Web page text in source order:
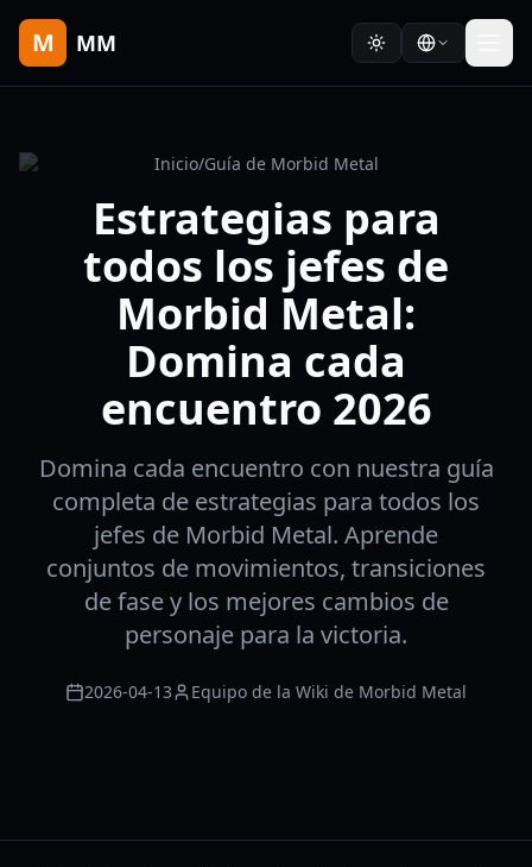
M MM
Inicio/Guía de Morbid Metal
Estrategias para
todos los jefes de
Morbid Metal:
Domina cada
encuentro 2026
Domina cada encuentro con nuestra guía
completa de estrategias para todos los
jefes de Morbid Metal. Aprende
conjuntos de movimientos, transiciones
de fase y los mejores cambios de
personaje para la victoria.
2026-04-13 Equipo de la Wiki de Morbid Metal